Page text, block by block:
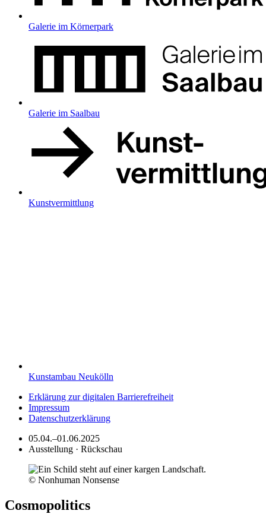
Galerie im Körnerpark
Galerie im Saalbau
Kunstvermittlung
Kunstambau Neukölln
Erklärung zur digitalen Barrierefreiheit
Impressum
Datenschutzerklärung
05.04.–01.06.2025
Ausstellung · Rückschau
© Nonhuman Nonsense
Cosmopolitics